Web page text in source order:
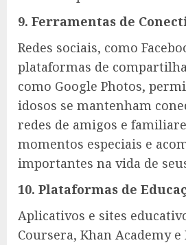
9. Ferramentas de
Redes sociais, como
plataformas de
como Google Photos,
idosos se mantenham
redes de amigos e
momentos especiais e
importantes na vida de
10. Plataformas de
Aplicativos e sites
Coursera, Khan Academy